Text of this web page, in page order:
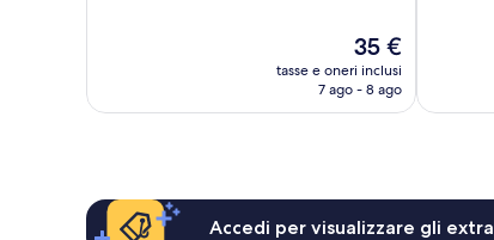
Il
prezzo
attuale
35 €
tasse e oneri inclusi
7 ago - 8 ago
Accedi per visualizzare gli